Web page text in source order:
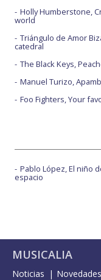
Holly Humberstone,
world
Triángulo de Amor
catedral
The Black Keys,
Manuel Turizo,
Foo Fighters, Your
Pablo López, El niño
espacio
MUSICALIA
Noticias Novedades